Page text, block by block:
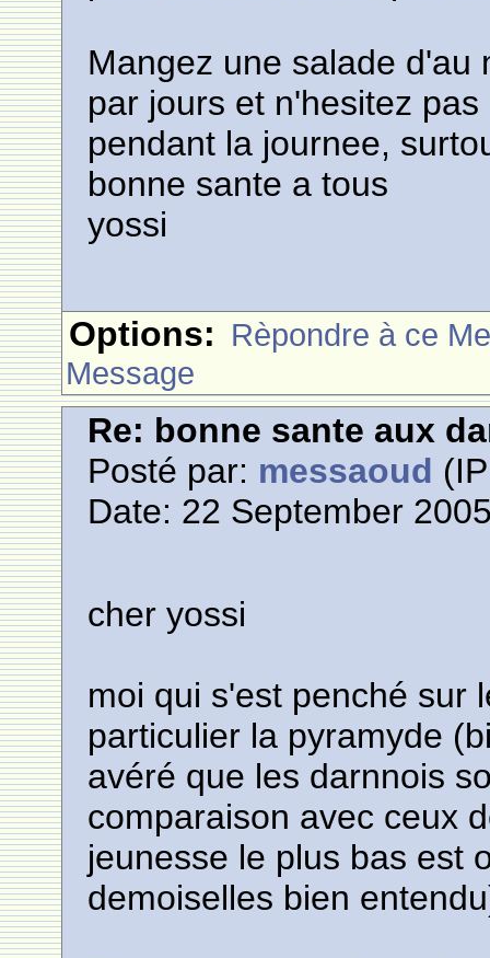
Mangez une salade d'au
par jours et n'hesitez
pendant la journee,
bonne sante a tous
yossi
Options: Rèpondre à ce
Message
Re: bonne sante aux
Posté par: messaoud
Date: 22 September
cher yossi
moi qui s'est penché sur
particulier la pyramyde
avéré que les darnnois
comparaison avec ceux
jeunesse le plus bas est
demoiselles bien